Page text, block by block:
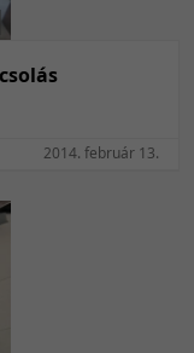
2014. február 13.